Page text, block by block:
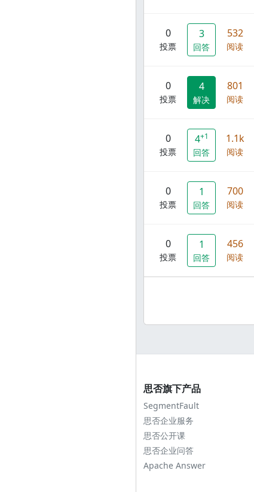
0
投票
3
回答
532
阅读
0
投票
4
解决
801
阅读
0
投票
4+1
回答
1.1k
阅读
0
投票
1
回答
700
阅读
0
投票
1
回答
456
阅读
思否旗下产品
SegmentFault
思否企业服务
思否公开课
思否企业问答
Apache Answer